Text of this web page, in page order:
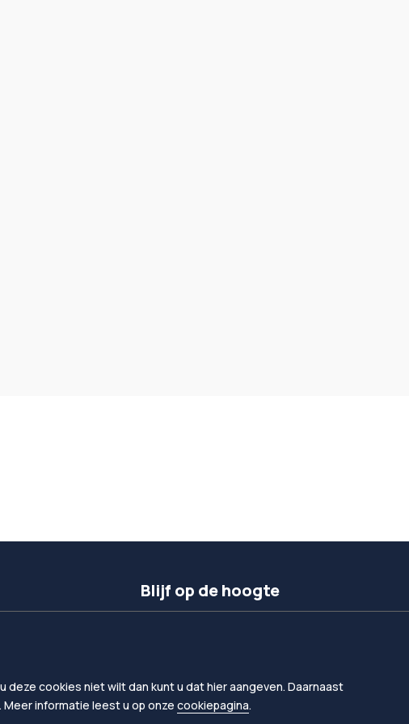
Blijf op de hoogte
Volg ons op linkedIn
deze cookies niet wilt dan kunt u dat hier aangeven. Daarnaast
informatie leest u op onze cookiepagina.